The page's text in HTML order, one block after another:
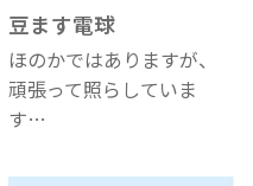
豆ます電球
ほのかではありますが、
頑張って照らしていま
す…